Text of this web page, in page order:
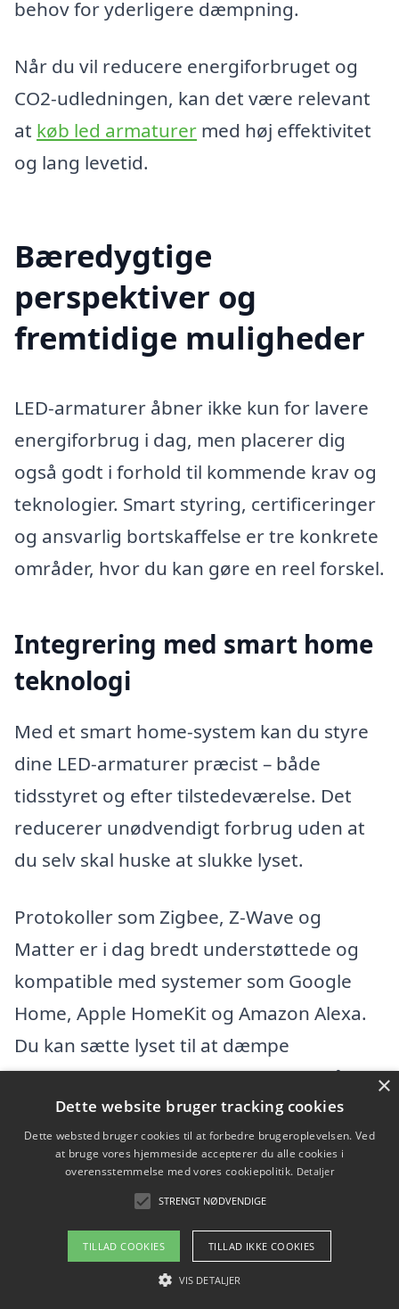
behov for yderligere dæmpning.
Når du vil reducere energiforbruget og
CO2-udledningen, kan det være relevant
at køb led armaturer med høj effektivitet
og lang levetid.
Bæredygtige
perspektiver og
fremtidige muligheder
LED-armaturer åbner ikke kun for lavere
energiforbrug i dag, men placerer dig
også godt i forhold til kommende krav og
teknologier. Smart styring, certificeringer
og ansvarlig bortskaffelse er tre konkrete
områder, hvor du kan gøre en reel forskel.
Integrering med smart home
teknologi
Med et smart home-system kan du styre
dine LED-armaturer præcist – både
tidsstyret og efter tilstedeværelse. Det
reducerer unødvendigt forbrug uden at
du selv skal huske at slukke lyset.
Protokoller som Zigbee, Z-Wave og
Matter er i dag bredt understøttede og
kompatible med systemer som Google
Home, Apple HomeKit og Amazon Alexa.
Du kan sætte lyset til at dæmpe
automatisk om natten eller slukke, når
rummet er tomt.
Studier viser, at intelligent
belysningsstyring kan reducere el-
forbruget til belysning med op til 30–40%
sammenlignet med manuel betjening. Det
er en væsentlig besparelse over
×
Dette website bruger tracking cookies
Dette websted bruger cookies til at forbedre brugeroplevelsen. Ved
at bruge vores hjemmeside accepterer du alle cookies i
overensstemmelse med vores cookiepolitik. Detaljer
STRENGT NØDVENDIGE
TILLAD COOKIES TILLAD IKKE COOKIES
VIS DETALJER